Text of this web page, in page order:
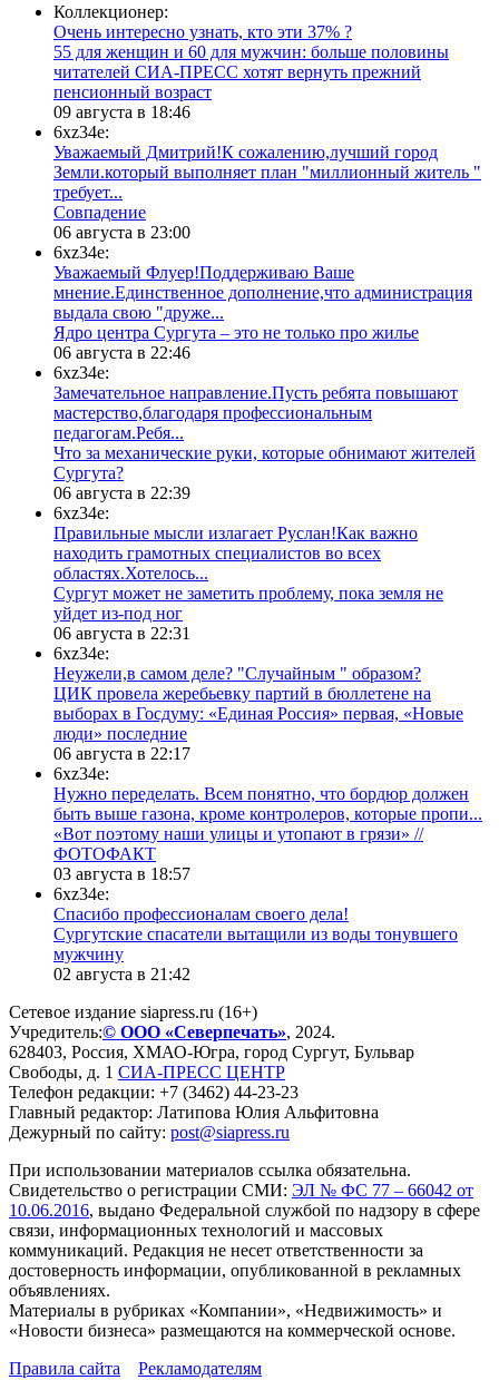
Коллекционер:
Очень интересно узнать, кто эти 37% ?
​55 для женщин и 60 для мужчин: больше половины
читателей СИА-ПРЕСС хотят вернуть прежний
пенсионный возраст
09 августа в 18:46
6xz34e:
Уважаемый Дмитрий!К сожалению,лучший город
Земли.который выполняет план "миллионный житель "
требует...
​Совпадение
06 августа в 23:00
6xz34e:
Уважаемый Флуер!Поддерживаю Ваше
мнение.Единственное дополнение,что администрация
выдала свою "друже...
​Ядро центра Сургута ‒ это не только про жилье
06 августа в 22:46
6xz34e:
Замечательное направление.Пусть ребята повышают
мастерство,благодаря профессиональным
педагогам.Ребя...
​Что за механические руки, которые обнимают жителей
Сургута?
06 августа в 22:39
6xz34e:
Правильные мысли излагает Руслан!Как важно
находить грамотных специалистов во всех
областях.Хотелось...
Сургут может не заметить проблему, пока земля не
уйдет из-под ног
06 августа в 22:31
6xz34e:
Неужели,в самом деле? "Случайным " образом?
ЦИК провела жеребьевку партий в бюллетене на
выборах в Госдуму: «Единая Россия» первая, «Новые
люди» последние
06 августа в 22:17
6xz34e:
Нужно переделать. Всем понятно, что бордюр должен
быть выше газона, кроме контролеров, которые пропи...
«Вот поэтому наши улицы и утопают в грязи» //
ФОТОФАКТ
03 августа в 18:57
6xz34e:
Спасибо профессионалам своего дела!
Сургутские спасатели вытащили из воды тонувшего
мужчину
02 августа в 21:42
Сетевое издание siapress.ru (16+)
Учредитель:© ООО «Северпечать», 2024.
628403, Россия, ХМАО-Югра, город Сургут, Бульвар
Свободы, д. 1 СИА-ПРЕСС ЦЕНТР
Телефон редакции: +7 (3462) 44-23-23
Главный редактор: Латипова Юлия Альфитовна
Дежурный по сайту: post@siapress.ru
При использовании материалов ссылка обязательна.
Свидетельство о регистрации СМИ: ЭЛ № ФС 77 – 66042 от
10.06.2016, выдано Федеральной службой по надзору в сфере
связи, информационных технологий и массовых
коммуникаций. Редакция не несет ответственности за
достоверность информации, опубликованной в рекламных
объявлениях.
Материалы в рубриках «Компании», «Недвижимость» и
«Новости бизнеса» размещаются на коммерческой основе.
Правила сайта
Рекламодателям